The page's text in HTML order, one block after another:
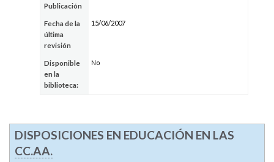
Publicación
Fecha de la
última
revisión
15/06/2007
Disponible
en la
biblioteca:
No
DISPOSICIONES EN EDUCACIÓN EN LAS
CC.AA.